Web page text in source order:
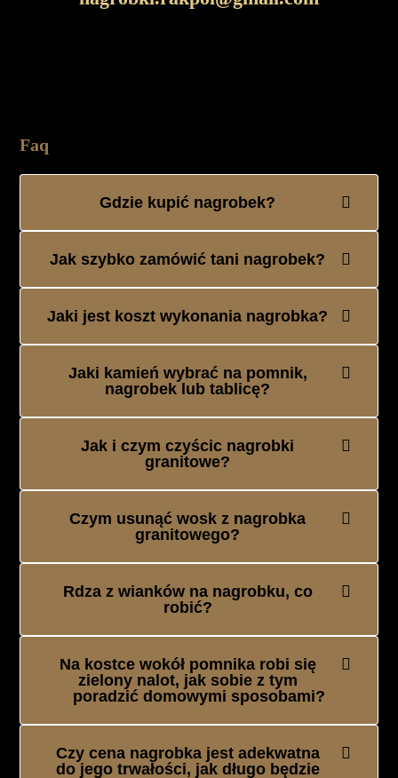
Faq
Gdzie kupić nagrobek?
Jak szybko zamówić tani nagrobek?
Jaki jest koszt wykonania nagrobka?
Jaki kamień wybrać na pomnik,
nagrobek lub tablicę?
Jak i czym czyścic nagrobki
granitowe?
Czym usunąć wosk z nagrobka
granitowego?
Rdza z wianków na nagrobku, co
robić?
Na kostce wokół pomnika robi się
zielony nalot, jak sobie z tym
poradzić domowymi sposobami?
Czy cena nagrobka jest adekwatna
do jego trwałości, jak długo będzie